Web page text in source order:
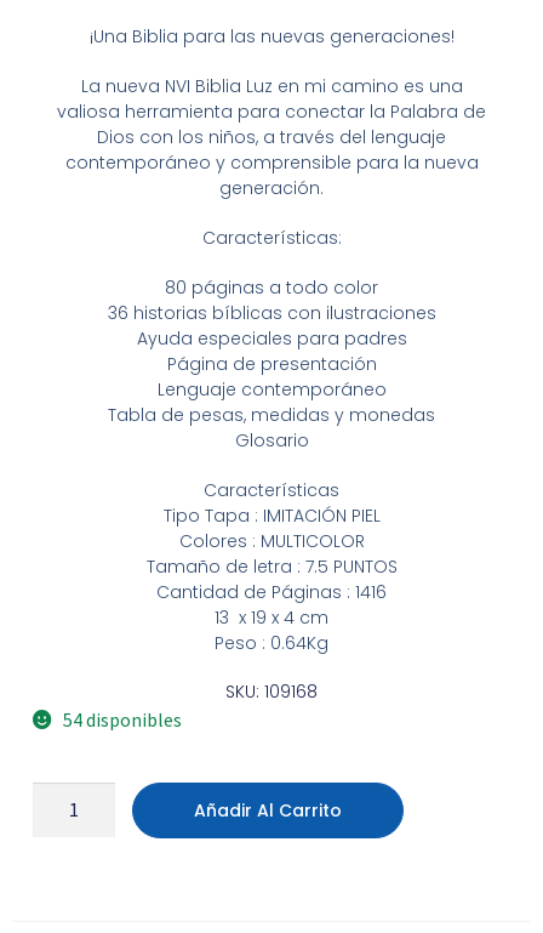
¡Una Biblia para las nuevas generaciones!
La nueva NVI Biblia Luz en mi camino es una
valiosa herramienta para conectar la Palabra de
Dios con los niños, a través del lenguaje
contemporáneo y comprensible para la nueva
generación.
Características:
80 páginas a todo color
36 historias bíblicas con ilustraciones
Ayuda especiales para padres
Página de presentación
Lenguaje contemporáneo
Tabla de pesas, medidas y monedas
Glosario
Características
Tipo Tapa : IMITACIÓN PIEL
Colores : MULTICOLOR
Tamaño de letra : 7.5 PUNTOS
Cantidad de Páginas : 1416
13 x 19 x 4 cm
Peso : 0.64Kg
SKU: 109168
54 disponibles
Añadir Al Carrito